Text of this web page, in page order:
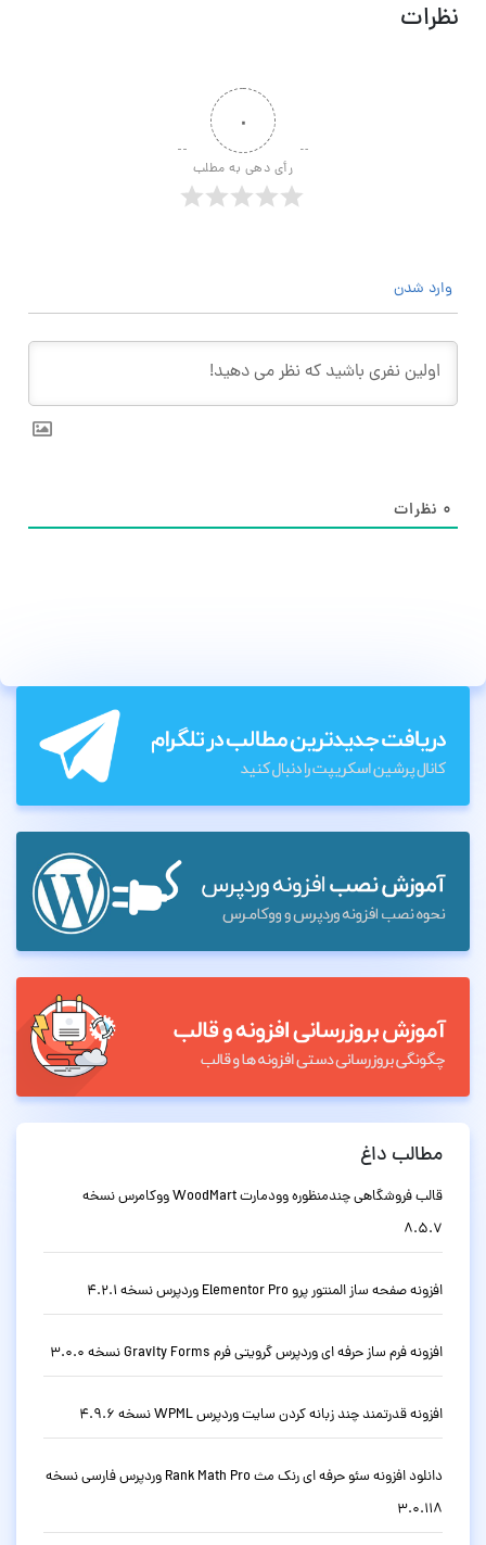
نظرات
۰
رأی دهی به مطلب
وارد شدن
۰ نظرات
مطالب داغ
قالب فروشگاهی چندمنظوره وودمارت WoodMart ووکامرس نسخه
8.5.7
افزونه صفحه ساز المنتور پرو Elementor Pro وردپرس نسخه 4.2.1
افزونه فرم ساز حرفه ای وردپرس گرویتی فرم Gravity Forms نسخه 3.0.0
افزونه قدرتمند چند زبانه کردن سایت وردپرس WPML نسخه 4.9.6
دانلود افزونه سئو حرفه ای رنک مث Rank Math Pro وردپرس فارسی نسخه
3.0.118